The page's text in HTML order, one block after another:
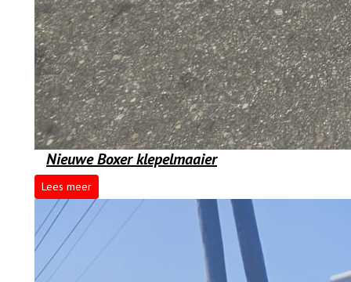
Nieuwe Boxer klepelmaaier
Lees meer